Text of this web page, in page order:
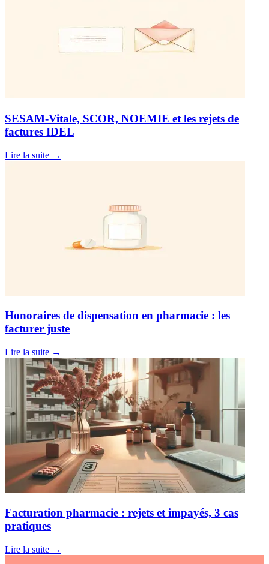
SESAM-Vitale, SCOR, NOEMIE et les rejets de
factures IDEL
Lire la suite →
Honoraires de dispensation en pharmacie : les
facturer juste
Lire la suite →
Facturation pharmacie : rejets et impayés, 3 cas
pratiques
Lire la suite →